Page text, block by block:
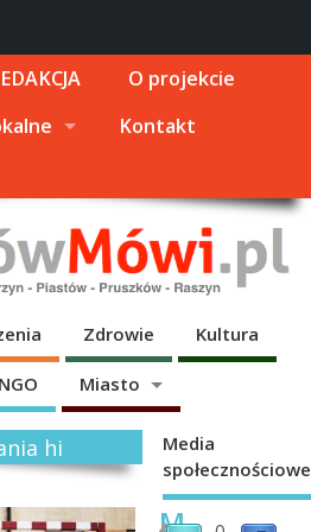
O projekcie
Kontakt
Zdrowie Kultura
NGO Miasto
hi
M
Media
społecznościowe